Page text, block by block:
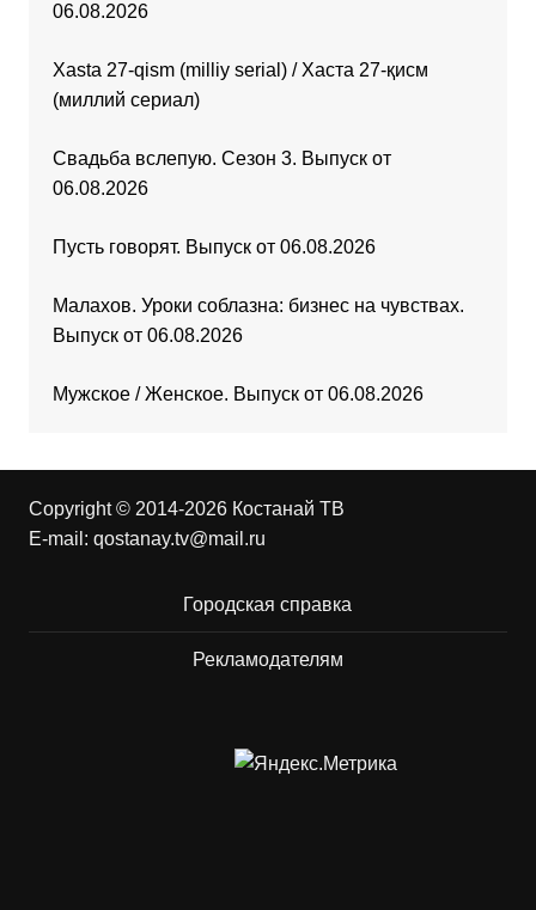
06.08.2026
Xasta 27-qism (milliy serial) / Хаста 27-қисм
(миллий сериал)
Свадьба вслепую. Сезон 3. Выпуск от
06.08.2026
Пусть говорят. Выпуск от 06.08.2026
Малахов. Уроки соблазна: бизнес на чувствах.
Выпуск от 06.08.2026
Мужское / Женское. Выпуск от 06.08.2026
Copyright © 2014-2026 Костанай ТВ
E-mail: qostanay.tv@mail.ru
Городская справка
Рекламодателям